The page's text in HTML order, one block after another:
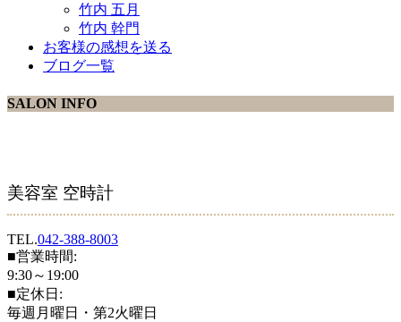
竹内 五月
竹内 幹門
お客様の感想を送る
ブログ一覧
SALON INFO
美容室 空時計
TEL.042-388-8003
■営業時間:
9:30～19:00
■定休日:
毎週月曜日・第2火曜日